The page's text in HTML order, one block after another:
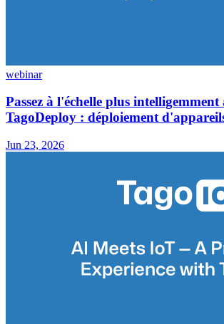
webinar
Passez à l'échelle plus intelligemment
TagoDeploy : déploiement
Jun 23, 2026